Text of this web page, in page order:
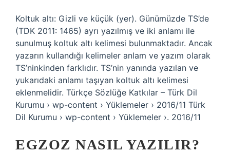
Koltuk altı: Gizli ve küçük (yer). Günümüzde TS’de
(TDK 2011: 1465) ayrı yazılmış ve iki anlamı ile
sunulmuş koltuk altı kelimesi bulunmaktadır. Ancak
yazarın kullandığı kelimeler anlam ve yazım olarak
TS’ninkinden farklıdır. TS’nin yanında yazılan ve
yukarıdaki anlamı taşıyan koltuk altı kelimesi
eklenmelidir. Türkçe Sözlüğe Katkılar – Türk Dil
Kurumu › wp-content › Yüklemeler › 2016/11 Türk
Dil Kurumu › wp-content › Yüklemeler ›. 2016/11
EGZOZ NASIL YAZILIR?